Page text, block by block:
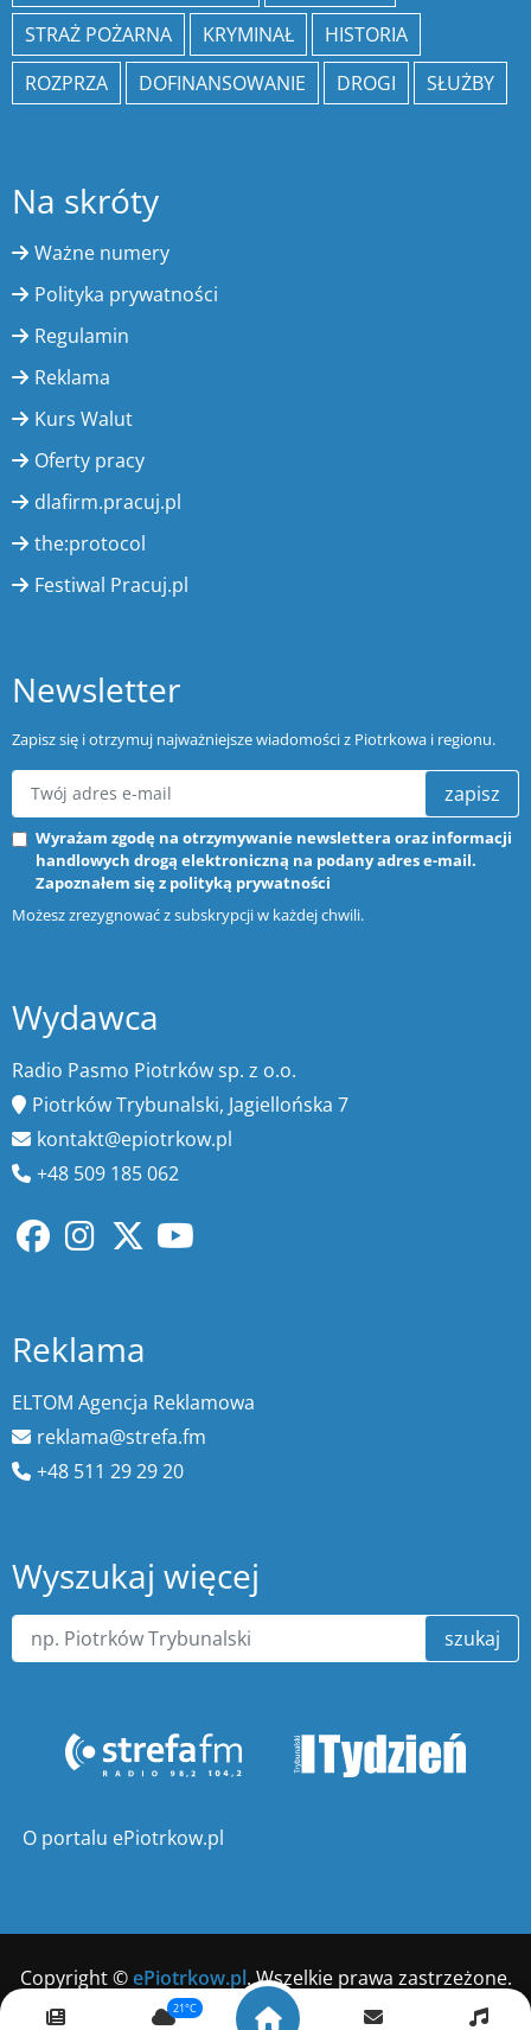
STRAŻ POŻARNA
KRYMINAŁ
HISTORIA
ROZPRZA
DOFINANSOWANIE DROGI SŁUŻBY
Na skróty
Ważne numery
Polityka prywatności
Regulamin
Reklama
Kurs Walut
Oferty pracy
dlafirm.pracuj.pl
the:protocol
Festiwal Pracuj.pl
Newsletter
Zapisz się i otrzymuj najważniejsze wiadomości z Piotrkowa i regionu.
zapisz
Wyrażam zgodę na otrzymywanie newslettera oraz informacji
handlowych drogą elektroniczną na podany adres e-mail.
Zapoznałem się z polityką prywatności
Możesz zrezygnować z subskrypcji w każdej chwili.
Wydawca
Radio Pasmo Piotrków sp. z o.o.
Piotrków Trybunalski, Jagiellońska 7
kontakt@epiotrkow.pl
+48 509 185 062
Reklama
ELTOM Agencja Reklamowa
reklama@strefa.fm
+48 511 29 29 20
Wyszukaj więcej
szukaj
O portalu ePiotrkow.pl
Copyright ©ePiotrkow.pl. Wszelkie prawa zastrzeżone.
Wykonanie xnc.pl
21°C